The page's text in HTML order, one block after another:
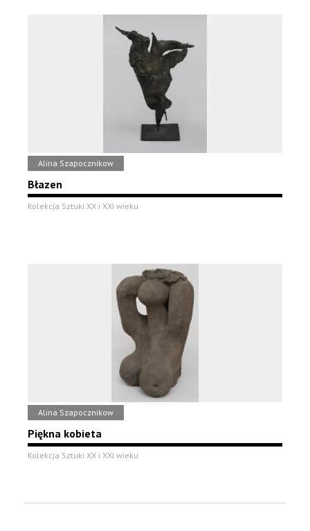
Alina Szapocznikow
Błazen
Kolekcja Sztuki XX i XXI wieku
Alina Szapocznikow
Piękna kobieta
Kolekcja Sztuki XX i XXI wieku